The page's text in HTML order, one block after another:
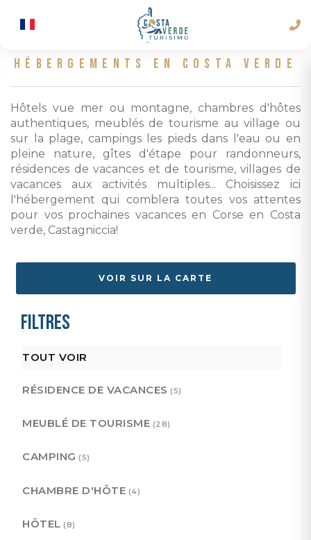
HÉBERGEMENTS EN COSTA VERDE
Hôtels vue mer ou montagne, chambres d'hôtes
authentiques, meublés de tourisme au village ou
sur la plage, campings les pieds dans l'eau ou en
pleine nature, gîtes d'étape pour randonneurs,
résidences de vacances et de tourisme, villages de
vacances aux activités multiples... Choisissez ici
l'hébergement qui comblera toutes vos attentes
pour vos prochaines vacances en Corse en Costa
verde, Castagniccia!
VOIR SUR LA CARTE
Filtres
TOUT VOIR
RÉSIDENCE DE VACANCES (5)
MEUBLÉ DE TOURISME (28)
CAMPING (5)
CHAMBRE D'HÔTE (4)
HÔTEL (8)